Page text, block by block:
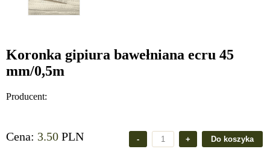
Koronka gipiura bawełniana ecru 45
mm/0,5m
Producent:
Cena: 3.50 PLN